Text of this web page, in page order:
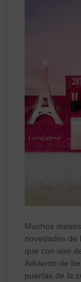
Muchos
novedades de
que con uno
Adviento de
puertas de la